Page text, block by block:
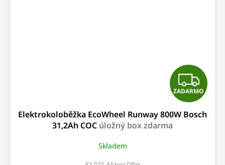
Z
A
D
ZADARMO
Elektrokoloběžka EcoWheel Runway 800W Bosch
31,2Ah COC úložný box zdarma
Skladem